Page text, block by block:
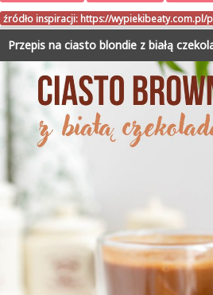
źródło inspiracji: https://wypiekibeaty.com.pl/
Przepis na ciasto blondie z białą